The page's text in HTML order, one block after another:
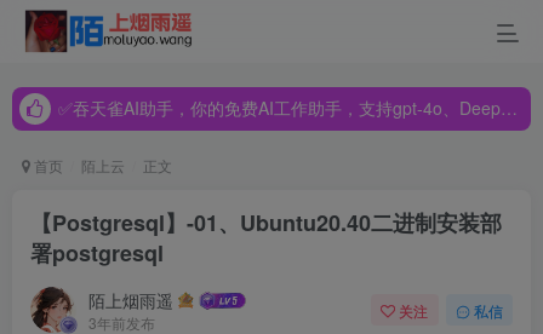
✅吞天雀AI助手，你的免费AI工作助手，支持gpt-4o、DeepSeek、Claude🔥🔥🔥🔥
✅吞天雀AI助手，你的免费AI工作助手，支持gpt-4o、DeepSeek、Claude🔥🔥🔥🔥
首页 陌上云 正文
【Postgresql】-01、Ubuntu20.40二进制安装部
署postgresql
陌上烟雨遥
3年前发布
关注 私信